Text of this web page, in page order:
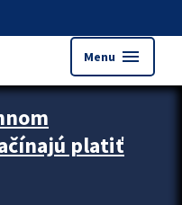
Menu menu
platiť